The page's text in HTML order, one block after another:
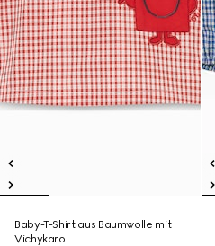
Baby-T-Shirt aus Baumwolle mit
Vichykaro